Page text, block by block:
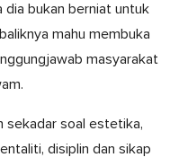
dia bukan berniat untuk
mahu membuka
masyarakat
sekadar soal estetika,
disiplin dan sikap